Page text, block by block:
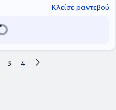
Κλείσε ραντεβού
3 4